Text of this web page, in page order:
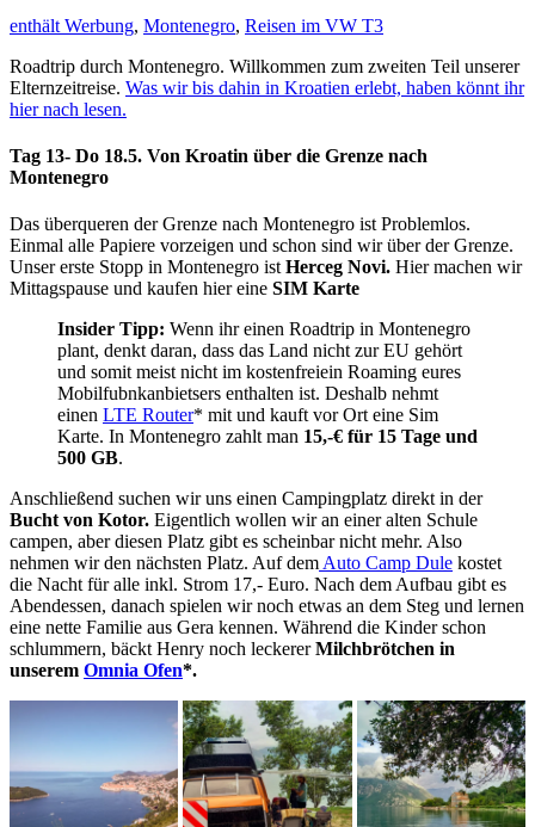
enthält Werbung, Montenegro, Reisen im VW T3
Roadtrip durch Montenegro. Willkommen zum zweiten Teil unserer
Elternzeitreise. Was wir bis dahin in Kroatien erlebt, haben könnt ihr
hier nach lesen.
Tag 13- Do 18.5. Von Kroatin über die Grenze nach
Montenegro
Das überqueren der Grenze nach Montenegro ist Problemlos.
Einmal alle Papiere vorzeigen und schon sind wir über der Grenze.
Unser erste Stopp in Montenegro istHerceg Novi. Hier machen wir
Mittagspause und kaufen hier eine SIM Karte
Insider Tipp: Wenn ihr einen Roadtrip in Montenegro
plant, denkt daran, dass das Land nicht zur EU gehört
und somit meist nicht im kostenfreiein Roaming eures
Mobilfubnkanbietsers enthalten ist. Deshalb nehmt
einen LTE Router* mit und kauft vor Ort eine Sim
Karte. In Montenegro zahlt man 15,-€ für 15 Tage und
500 GB.
Anschließend suchen wir uns einen Campingplatz direkt in der
Bucht von Kotor. Eigentlich wollen wir an einer alten Schule
campen, aber diesen Platz gibt es scheinbar nicht mehr. Also
nehmen wir den nächsten Platz. Auf demAuto Camp Dule kostet
die Nacht für alle inkl. Strom 17,- Euro. Nach dem Aufbau gibt es
Abendessen, danach spielen wir noch etwas an dem Steg und lernen
eine nette Familie aus Gera kennen. Während die Kinder schon
schlummern, bäckt Henry noch leckererMilchbrötchen in
unserem Omnia Ofen*.